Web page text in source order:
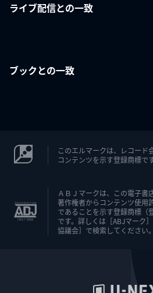
ライブ配信との一致
ブックとの一致
このエルマークは、レコード
コンテンツを示す登録商標で
ＡＢＪマークは、この電子書
著作権者からコンテンツ使用
であることを示す登録商標（
です。詳しくは［ABJマーク
協議会］で検索してください。